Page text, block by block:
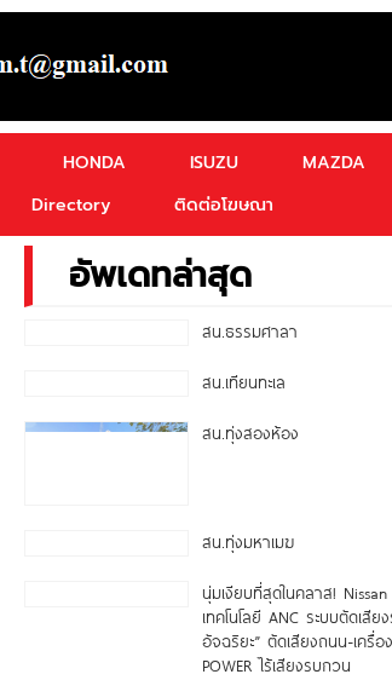
HONDA ISUZU
MAZDA
Directory ติดต่อโฆษณา
อัพเดทล่าสุด
สน.ธรรมศาลา
สน.เทียนทะเล
สน.ทุ่งสองห้อง
สน.ทุ่งมหาเมฆ
นุ่มเงียบที่สุดในคลาส!
เทคโนโลยี ANC ระบบตัดเสีย
อัจฉริยะ” ตัดเสียงถนน-เครื่
POWER ไร้เสียงรบกวน